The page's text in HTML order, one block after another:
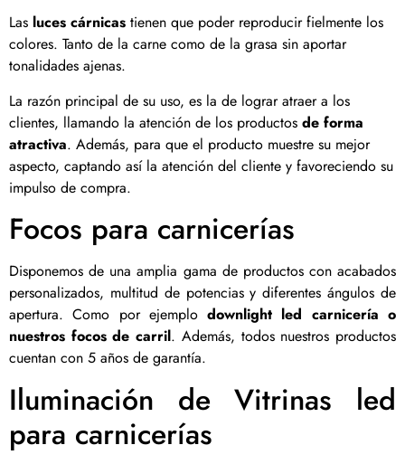
Las luces cárnicas tienen que poder reproducir fielmente los
colores. Tanto de la carne como de la grasa sin aportar
tonalidades ajenas.
La razón principal de su uso, es la de lograr atraer a los
clientes, llamando la atención de los productos de forma
atractiva. Además, para que el producto muestre su mejor
aspecto, captando así la atención del cliente y favoreciendo su
impulso de compra.
Focos para carnicerías
Disponemos de una amplia gama de productos con acabados
personalizados, multitud de potencias y diferentes ángulos de
apertura. Como por ejemplodownlight led carnicería o
nuestros focos de carril. Además, todos nuestros productos
cuentan con 5 años de garantía.
Iluminación de Vitrinas led
para carnicerías